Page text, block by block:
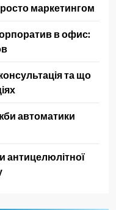
маркетингом
в офис:
та що
автоматики
антицелюлітної